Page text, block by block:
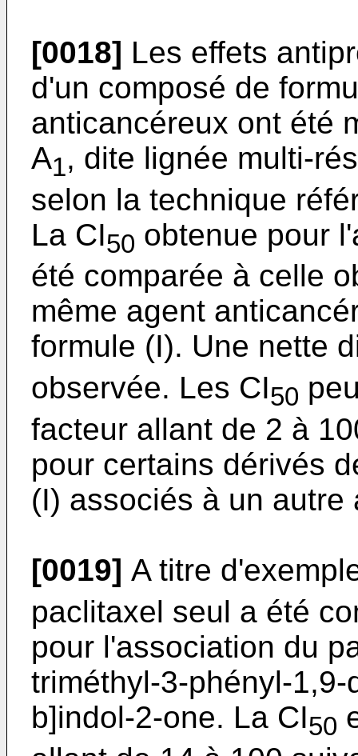
[0018] Les effets
d'un composé de
anticancéreux ont été
A1, dite lignée multi-
selon la technique
La CI50 obtenue pour
été comparée à celle
même agent
formule (I). Une nette
observée. Les CI50
facteur allant de 2 à
pour certains dérivés
(I) associés à un
[0019] A titre
paclitaxel seul a été
pour l'association du
triméthyl-3-phényl-1,9-
b]indol-2-one. La CI50